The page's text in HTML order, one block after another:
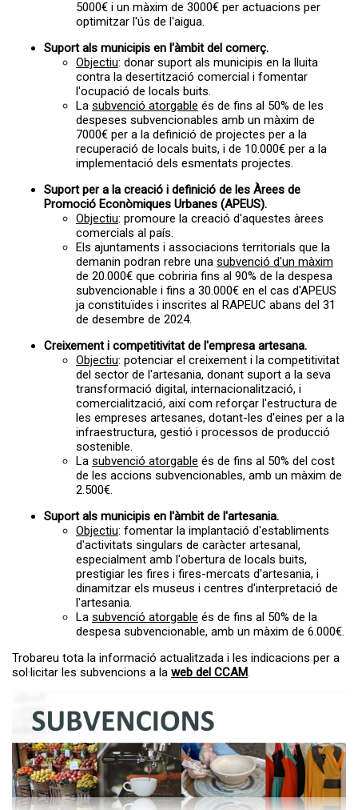
5000€ i un màxim de 3000€ per actuacions per
optimitzar l'ús de l'aigua.
Suport als municipis en l'àmbit del comerç.
Objectiu: donar suport als municipis en la lluita
contra la desertització comercial i fomentar
l'ocupació de locals buits.
La subvenció atorgable és de fins al 50% de les
despeses subvencionables amb un màxim de
7000€ per a la definició de projectes per a la
recuperació de locals buits, i de 10.000€ per a la
implementació dels esmentats projectes.
Suport per a la creació i definició de les Àrees de
Promoció Econòmiques Urbanes (APEUS).
Objectiu: promoure la creació d'aquestes àrees
comercials al país.
Els ajuntaments i associacions territorials que la
demanin podran rebre una subvenció d'un màxim
de 20.000€ que cobriria fins al 90% de la despesa
subvencionable i fins a 30.000€ en el cas d'APEUS
ja constituïdes i inscrites al RAPEUC abans del 31
de desembre de 2024.
Creixement i competitivitat de l'empresa artesana.
Objectiu: potenciar el creixement i la competitivitat
del sector de l'artesania, donant suport a la seva
transformació digital, internacionalització, i
comercialització, així com reforçar l'estructura de
les empreses artesanes, dotant-les d'eines per a la
infraestructura, gestió i processos de producció
sostenible.
La subvenció atorgable és de fins al 50% del cost
de les accions subvencionables, amb un màxim de
2.500€.
Suport als municipis en l'àmbit de l'artesania.
Objectiu: fomentar la implantació d'establiments
d'activitats singulars de caràcter artesanal,
especialment amb l'obertura de locals buits,
prestigiar les fires i fires-mercats d'artesania, i
dinamitzar els museus i centres d'interpretació de
l'artesania.
La subvenció atorgable és de fins al 50% de la
despesa subvencionable, amb un màxim de 6.000€.
Trobareu tota la informació actualitzada i les indicacions per a
sol·licitar les subvencions a la web del CCAM.